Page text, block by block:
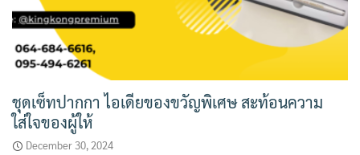
ชุดเซ็ทปากกา ไอเดียของขวัญพิเศษ สะท้อนความ
ใส่ใจของผู้ให้
December 30, 2024